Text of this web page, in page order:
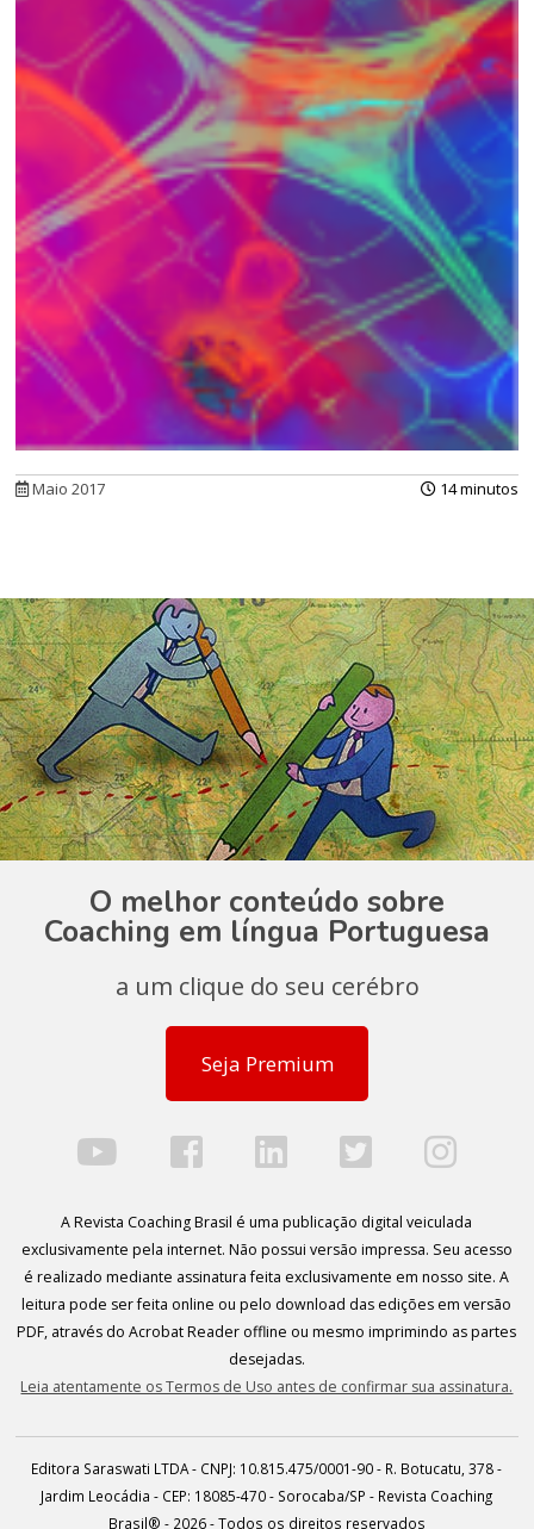
Maio 2017 14 minutos
O melhor conteúdo sobre
Coaching em língua Portuguesa
a um clique do seu cerébro
Seja Premium
A Revista Coaching Brasil é uma publicação digital veiculada
exclusivamente pela internet. Não possui versão impressa. Seu acesso
é realizado mediante assinatura feita exclusivamente em nosso site. A
leitura pode ser feita online ou pelo download das edições em versão
PDF, através do Acrobat Reader offline ou mesmo imprimindo as partes
desejadas.
Leia atentamente os Termos de Uso antes de confirmar sua assinatura.
Editora Saraswati LTDA - CNPJ: 10.815.475/0001-90 - R. Botucatu, 378 -
Jardim Leocádia - CEP: 18085-470 - Sorocaba/SP - Revista Coaching
Brasil® - 2026 - Todos os direitos reservados